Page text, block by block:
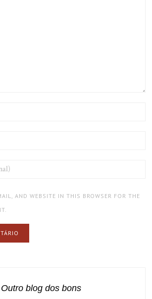
AND WEBSITE IN THIS BROWSER FOR THE
Outro blog dos bons